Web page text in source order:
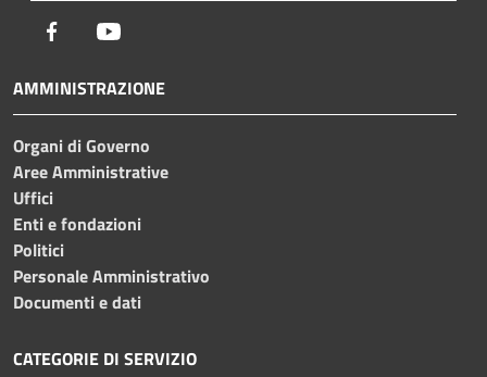
Facebook
AMMINISTRAZIONE
Organi di Governo
Aree Amministrative
Uffici
Enti e fondazioni
Politici
Personale Amministrativo
Documenti e dati
CATEGORIE DI SERVIZIO